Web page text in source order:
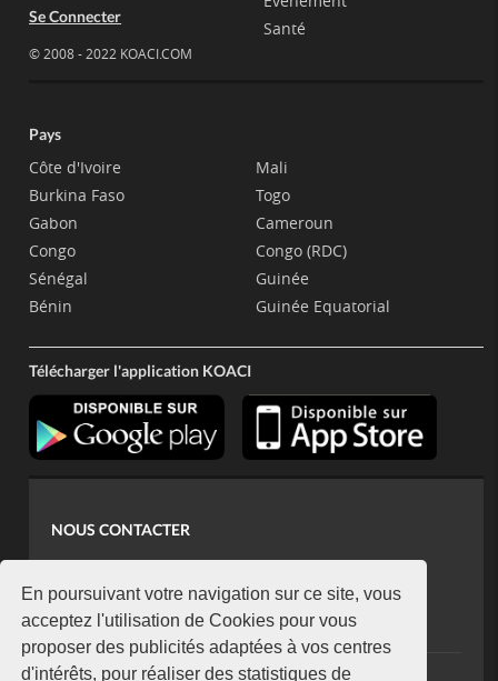
En poursuivant votre navigation sur ce site, vous
acceptez l'utilisation de Cookies pour vous
proposer des publicités adaptées à vos centres
d'intérêts, pour réaliser des statistiques de
Se Connecter
© 2008 - 2022 KOACI.COM
Santé
Pays
Côte d'Ivoire
Burkina Faso
Gabon
Congo
Sénégal
Bénin
Mali
Togo
Cameroun
Congo (RDC)
Guinée
Guinée Equatorial
Télécharger l'application KOACI
NOUS CONTACTER
koaci@yahoo.fr
+225 07 08 85 52 93